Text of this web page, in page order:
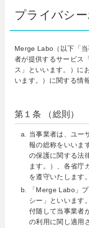
プライバシ
Merge Labo（以下「
者が提供するサービス
ス」といいます。）に
います。）に関する情
第１条 （総則）
当事業者は、ユー
報の総称をいいま
の保護に関する法
ます。）、各省庁
を遵守いたします。
「Merge Labo」
シー」といいます
付随して当事業者
の利用に関し適用